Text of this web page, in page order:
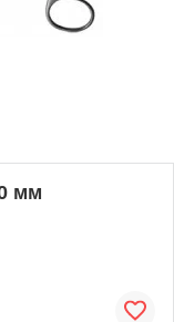
мм